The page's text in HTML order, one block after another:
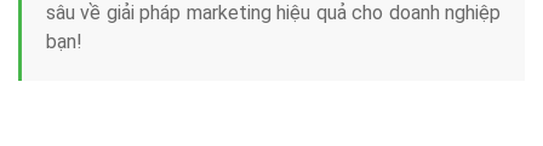
sâu về giải pháp marketing hiệu quả cho doanh nghiệp
bạn!